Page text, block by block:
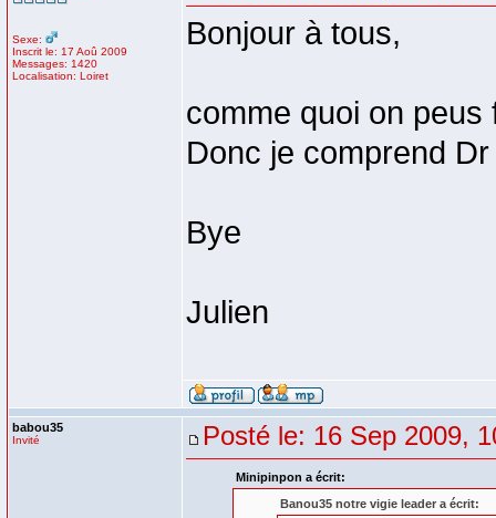
Sexe:
Inscrit le: 17 Aoû 2009
Messages: 1420
Localisation: Loiret
Bonjour à tous,
comme quoi on
Donc je comprend
Bye
Julien
babou35
Invité Posté le: 16 Sep 2009,
Minipinpon a écrit:
Banou35 notre vigie leader a écrit: